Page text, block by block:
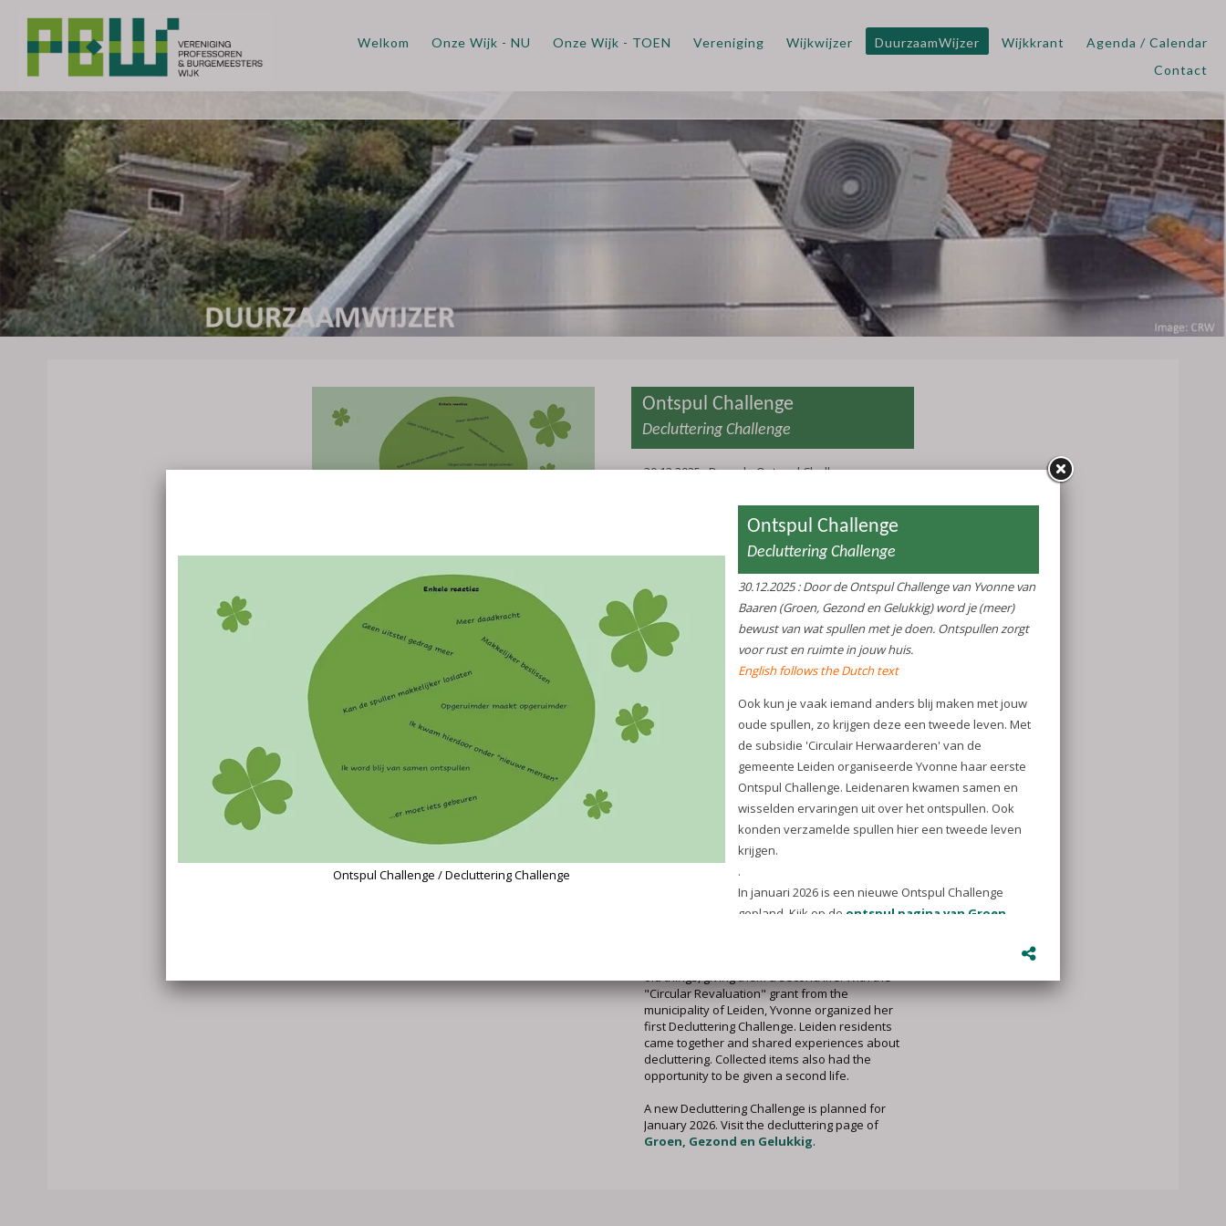
Welkom Onze Wijk - NU Onze Wijk - TOEN Vereniging Wijkwijzer DuurzaamWijzer Wijkkrant
Agenda / Calendar
Contact
Ontspul Challenge
Decluttering Challenge
30.12.2025 : Door de Ontspul Challenge van
Gelukkig) word je (meer) bewust van wat
spullen met je doen. Ontspullen zorgt voor
rust en ruimte in jouw huis.
English follows the Dutch text
Ook kun je vaak iemand anders blij maken
met jouw oude spullen, zo krijgen deze een
tweede leven. Met de subsidie 'Circulair
Herwaarderen' van de gemeente Leiden
organiseerde Yvonne haar eerste Ontspul
Challenge. Leidenaren kwamen samen en
wisselden ervaringen uit over het ontspullen.
Ook konden verzamelde spullen hier een
tweede leven krijgen.
In januari 2026 is een nieuwe Ontspul
Challenge gepland. Kijk op deontspul
pagina van Groen, Gezond en Gelukkig
Decluttering Challenge
Yvonne van Baaren's Decluttering Challenge
(Green, Healthy and Happy) helps you
become (more) aware of the impact your
old things, giving them a second life. With the
"Circular Revaluation" grant from the
municipality of Leiden, Yvonne organized her
first Decluttering Challenge. Leiden residents
came together and shared experiences about
decluttering. Collected items also had the
opportunity to be given a second life.
A new Decluttering Challenge is planned for
January 2026. Visit the decluttering page of
Groen, Gezond en Gelukkig.